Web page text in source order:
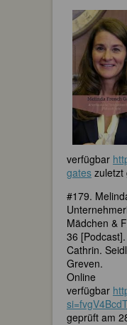
verfügbar
gates zuletzt
#179.
Mädchen &
36
Cathrin.
Greven.
Online
verfügbar
geprüft am